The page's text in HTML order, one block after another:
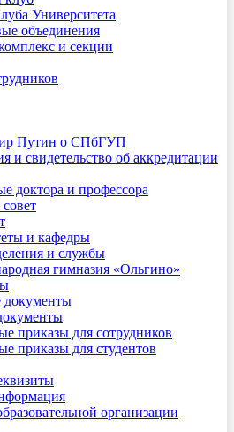
Университета
объединения
и секции
Путин о СПбГУП
и свидетельство об аккредитации
доктора и профессора
и кафедры
и службы
гимназия «Ольгино»
приказы для сотрудников
приказы для студентов
организации